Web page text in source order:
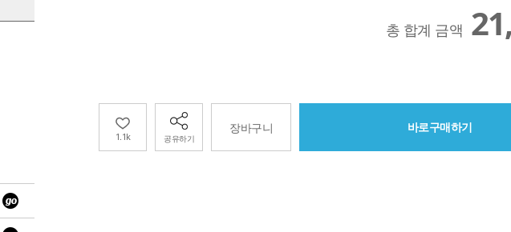
총 합계 금액
1.1k 공유하기
장바구니 바로구매하기